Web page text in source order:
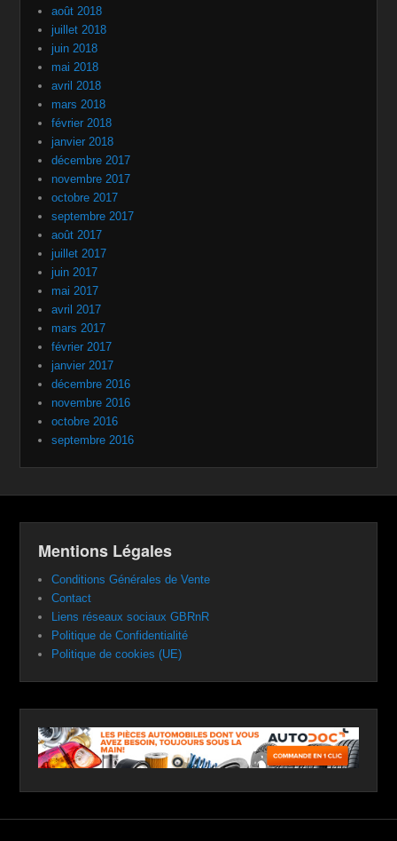
août 2018
juillet 2018
juin 2018
mai 2018
avril 2018
mars 2018
février 2018
janvier 2018
décembre 2017
novembre 2017
octobre 2017
septembre 2017
août 2017
juillet 2017
juin 2017
mai 2017
avril 2017
mars 2017
février 2017
janvier 2017
décembre 2016
novembre 2016
octobre 2016
septembre 2016
Mentions Légales
Conditions Générales de Vente
Contact
Liens réseaux sociaux GBRnR
Politique de Confidentialité
Politique de cookies (UE)